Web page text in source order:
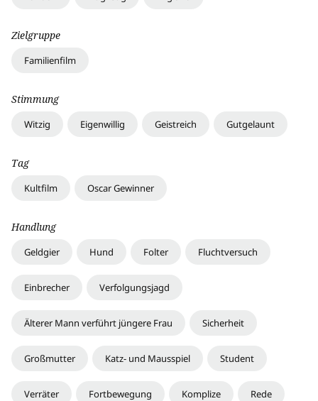
Zielgruppe
Familienfilm
Stimmung
Witzig Eigenwillig Geistreich Gutgelaunt
Tag
Kultfilm Oscar Gewinner
Handlung
Geldgier Hund Folter Fluchtversuch
Einbrecher Verfolgungsjagd
Älterer Mann verführt jüngere Frau Sicherheit
Großmutter Katz- und Mausspiel Student
Verräter Fortbewegung Komplize Rede